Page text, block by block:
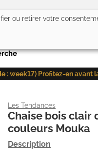
: week17) Profitez-en avant
Les Tendances
Chaise bois clair
couleurs Mouka
Description
ou retirer votre